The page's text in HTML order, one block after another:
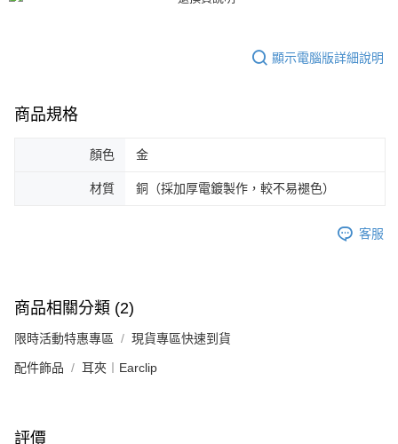
恩沛科技股份有限公司將有權停止該用戶之使用額度並採取法律行動。
顯示電腦版詳細說明
商品規格
顏色 金
材質 銅（採加厚電鍍製作，較不易褪色）
客服
商品相關分類 (2)
限時活動特惠專區 現貨專區快速到貨
配件飾品 耳夾︱Earclip
評價